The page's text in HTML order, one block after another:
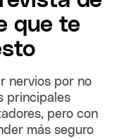
que te
nervios por no
principales
pero con
más seguro